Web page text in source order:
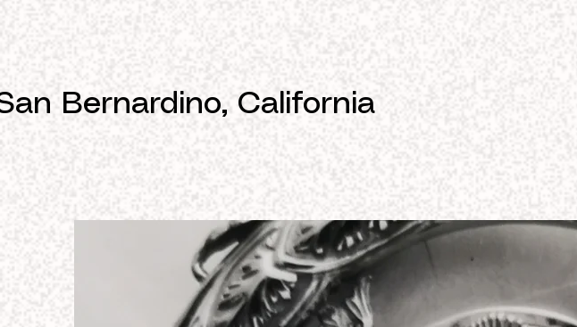
Bernardino, California